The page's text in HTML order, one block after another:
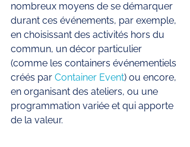
nombreux moyens de se démarquer
durant ces événements, par exemple,
en choisissant des activités hors du
commun, un décor particulier
(comme les containers événementiels
créés par Container Event) ou encore,
en organisant des ateliers, ou une
programmation variée et qui apporte
de la valeur.